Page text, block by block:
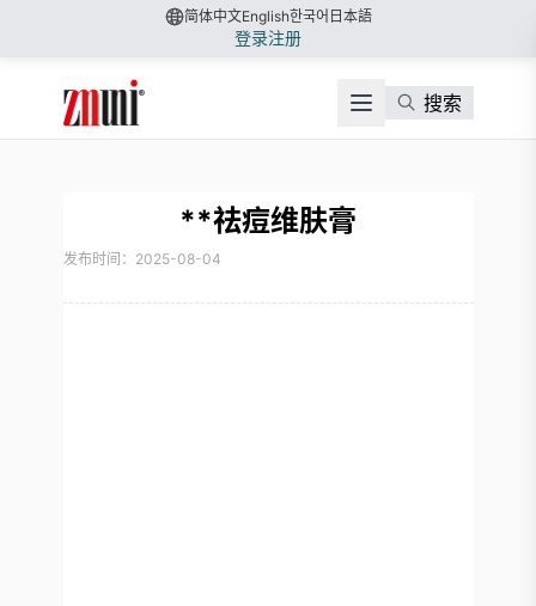
简体中文English한국어 日本語
登录注册
搜索
**祛痘维肤膏
发布时间：2025-08-04